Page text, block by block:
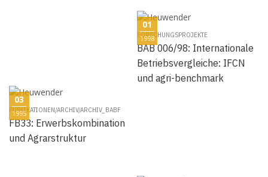
01
1998
FORSCHUNGSPROJEKTE
BAB 006/98: Internationale
Betriebsvergleiche: IFCN
und agri-benchmark
03
1995
PUBLIKATIONEN/ARCHIV/ARCHIV_BABF
FB33: Erwerbskombination
und Agrarstruktur